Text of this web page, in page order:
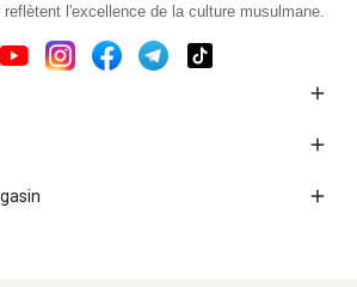
l'excellence de la culture musulmane.


